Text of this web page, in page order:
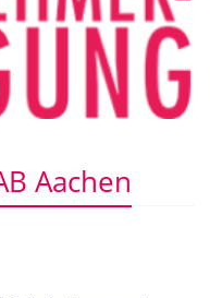
Aachen